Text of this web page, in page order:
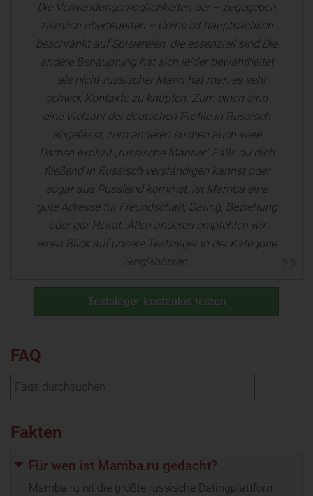
Die Verwendungsmöglichkeiten der – zugegeben
ziemlich überteuerten – Coins ist hauptsächlich
beschränkt auf Spielereien, die essenziell sind.Die
andere Behauptung hat sich leider bewahrheitet
– als nicht-russischer Mann hat man es sehr
schwer, Kontakte zu knüpfen. Zum einen sind
eine Vielzahl der deutschen Profile in Russisch
abgefasst, zum anderen suchen auch viele
Damen explizit „russische Männer“.Falls du dich
fließend in Russisch verständigen kannst oder
sogar aus Russland kommst, ist Mamba eine
gute Adresse für Freundschaft, Dating, Beziehung
oder gar Heirat. Allen anderen empfehlen wir
einen Blick auf unsere Testsieger in der Kategorie
Singlebörsen.
Testsieger kostenlos testen
FAQ
Fakten
Für wen ist Mamba.ru gedacht?
Mamba.ru ist die größte russische Datingplattform